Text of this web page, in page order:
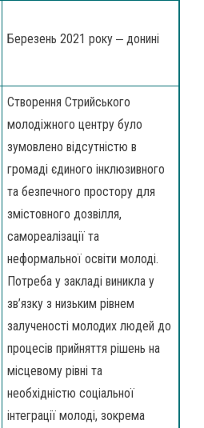
Березень 2021 року ‒ донині
Створення Стрийського
молодіжного центру було
зумовлено відсутністю в
громаді єдиного інклюзивного
та безпечного простору для
змістовного дозвілля,
самореалізації та
неформальної освіти молоді.
Потреба у закладі виникла у
зв’язку з низьким рівнем
залученості молодих людей до
процесів прийняття рішень на
місцевому рівні та
необхідністю соціальної
інтеграції молоді, зокрема